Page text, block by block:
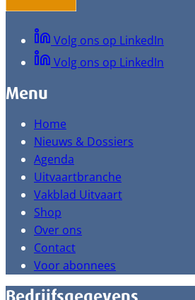
Volg ons op LinkedIn
Volg ons op LinkedIn
Menu
Home
Nieuws & Dossiers
Agenda
Uitvaartbranche
Vakblad Uitvaart
Shop
Over ons
Contact
Voor abonnees